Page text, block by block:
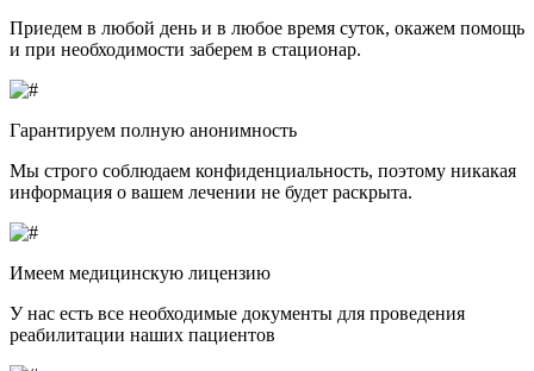
Приедем в любой день и в любое время суток, окажем помощь
и при необходимости заберем в стационар.
Гарантируем полную анонимность
Мы строго соблюдаем конфиденциальность, поэтому никакая
информация о вашем лечении не будет раскрыта.
Имеем медицинскую лицензию
У нас есть все необходимые документы для проведения
реабилитации наших пациентов